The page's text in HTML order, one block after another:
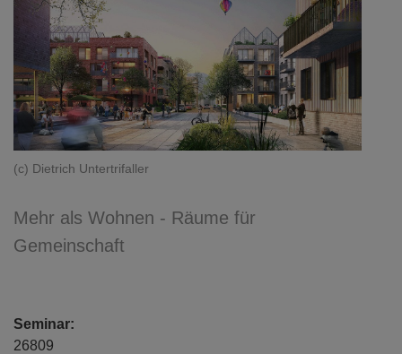
(c) Dietrich Untertrifaller
Mehr als Wohnen - Räume für
Gemeinschaft
Seminar:
26809